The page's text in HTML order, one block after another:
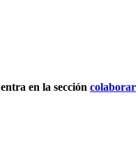
en la sección colaborar